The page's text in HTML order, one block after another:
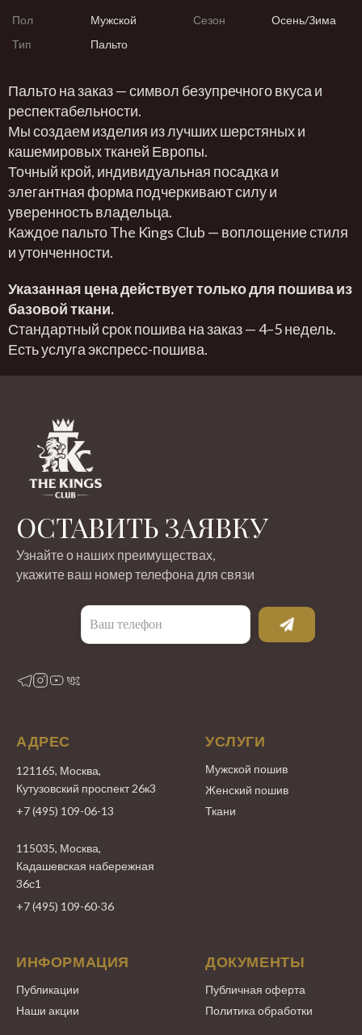
Пол Мужской Сезон
Осень/Зима
Тип
Пальто
Пальто на заказ — символ безупречного вкуса и
респектабельности.
Мы создаем изделия из лучших шерстяных и
кашемировых тканей Европы.
Точный крой, индивидуальная посадка и
элегантная форма подчеркивают силу и
уверенность владельца.
Каждое пальто The Kings Club — воплощение стиля
и утонченности.
Указанная цена действует только для пошива из
базовой ткани.
Стандартный срок пошива на заказ — 4–5 недель.
Есть услуга экспресс-пошива.
ОСТАВИТЬ ЗАЯВКУ
Узнайте о наших преимуществах,
укажите ваш номер телефона для связи
АДРЕС
121165, Москва,
Кутузовский проспект 26к3
+7 (495) 109-06-13
115035, Москва,
Кадашевская набережная
36с1
+7 (495) 109-60-36
УСЛУГИ
Мужской пошив
Женский пошив
Ткани
ИНФОРМАЦИЯ
Публикации
Наши акции
ДОКУМЕНТЫ
Публичная оферта
Политика обработки